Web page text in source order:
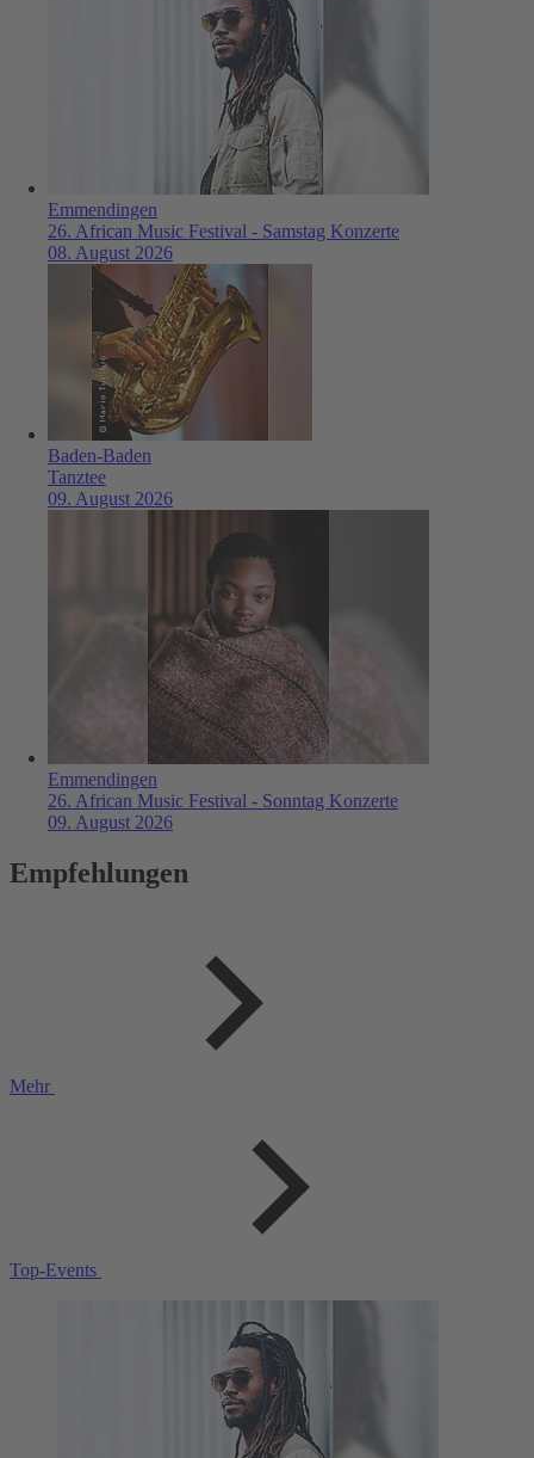
Emmendingen
26. African Music Festival - Samstag Konzerte
08. August 2026
Baden-Baden
Tanztee
09. August 2026
Emmendingen
26. African Music Festival - Sonntag Konzerte
09. August 2026
Empfehlungen
Mehr
Top-Events